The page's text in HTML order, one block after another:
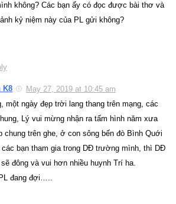
không? Các bạn ấy có đọc được bài thơ và
kỷ niệm này của PL gửi không?
K8
May 27, 2019 at 10:45 am
một ngày đẹp trời lang thang trên mạng, các
Lý vui mừng nhận ra tấm hình năm xưa
chung trên ghe, ở con sông bến đò Bình Quới
các bạn tham gia trong DĐ trường mình, thì DĐ
đông và vui hơn nhiều huynh Trí ha.
đang đợi…..